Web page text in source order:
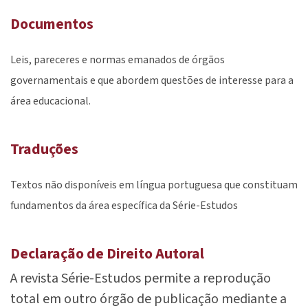
Documentos
Leis, pareceres e normas emanados de órgãos
governamentais e que abordem questões de interesse para a
área educacional.
Traduções
Textos não disponíveis em língua portuguesa que constituam
fundamentos da área específica da Série-Estudos
Declaração de Direito Autoral
A revista Série-Estudos permite a reprodução
total em outro órgão de publicação mediante a